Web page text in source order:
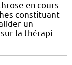
en cours
constituant
un
la thérapi